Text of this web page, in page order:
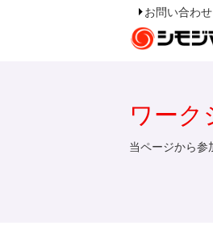
お問い合わせ
ワーク
当ページから参